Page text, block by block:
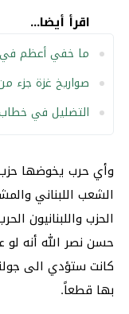
اقرأ أيضا...
ما خفي أعظم في
صواريخ غزة جزء
التضليل في
وأي حرب يخوضها حزب
الشعب اللبناني
حسن نصر الله أنه
بها قطعاً.